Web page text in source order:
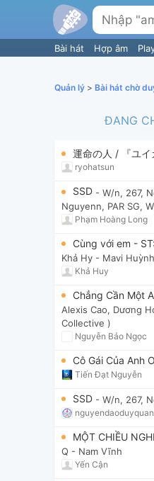
Bài hát Hợp âm
Quản lý > Bài hát chờ
ĐANG
運命の人 / 『ユイ
ryohatsun
SSD - W/n, 267,
Nguyenn, PAR SG,
Phạm Hoàng Long
Cùng với em -
Khả Hy - Mavi
Khả Huy
Chẳng Cần Một
Alexis Cao, Dương
Collective )
Nguyễn Bảo Ngọc
Cô Gái Của Anh
Tiến Đạt Nguyễn
SSD - W/n, 267,
MỘT CHIỀU
Q - Nam Vĩnh
Yến Cận